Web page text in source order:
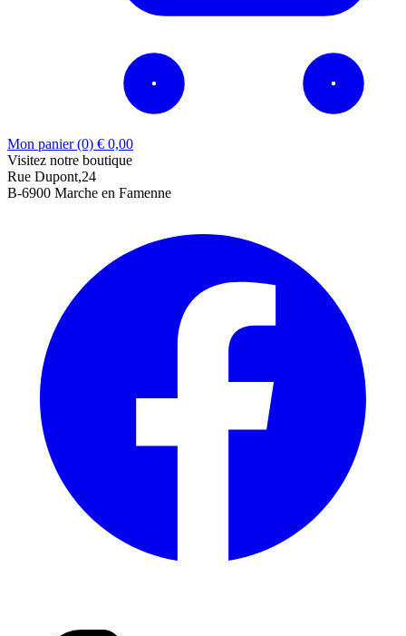
Mon panier (0) € 0,00
Visitez notre boutique
Rue Dupont,24
B-6900 Marche en Famenne